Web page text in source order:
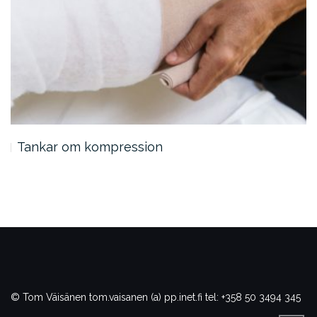
Tankar om kompression
© Tom Väisänen tom.vaisanen (a) pp.inet.fi tel: +358 50 3494 345